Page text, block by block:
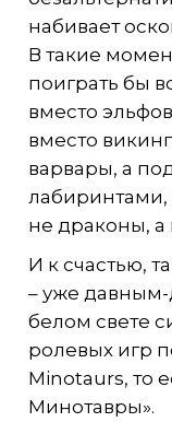
набивает
В такие
поиграть бы
вместо
вместо
варвары, а
лабиринтами,
не драконы, а
И к счастью,
– уже давным-
белом свете
ролевых игр
Minotaurs, то
Минотавры».